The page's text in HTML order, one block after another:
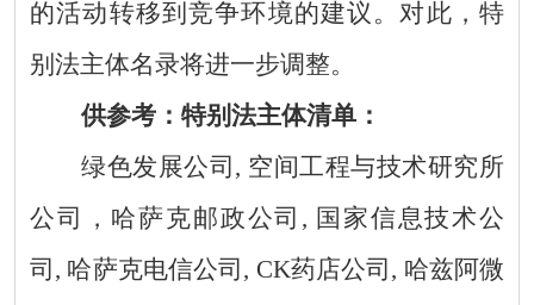
的活动转移到竞争环境的建议。对此，特
别法主体名录将进一步调整。
供参考：特别法主体清单：
绿色发展公司 , 空间工程与技术研究所
公司
，哈萨克邮政公司 , 国家信息技术公
司 , 哈萨克电信公司 , CK药店公司 , 哈兹阿微